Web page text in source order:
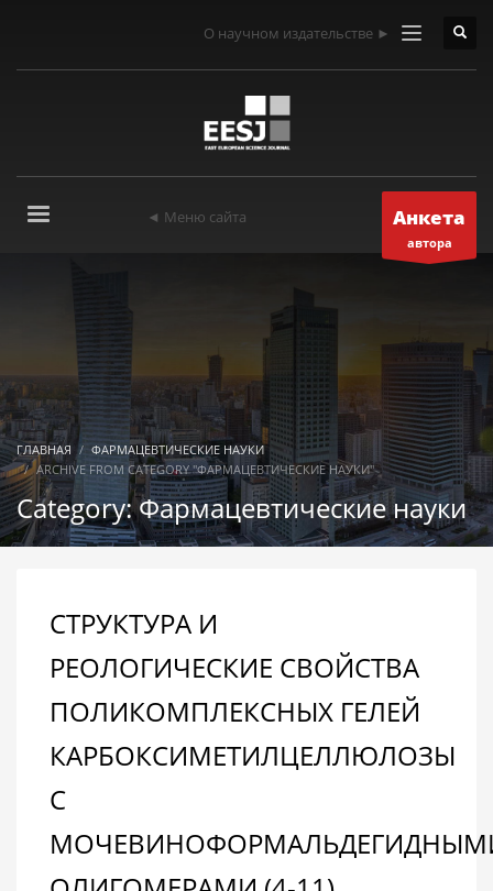
О научном издательстве ►
◄ Меню сайта Анкета
автора
ГЛАВНАЯ
ФАРМАЦЕВТИЧЕСКИЕ НАУКИ
ARCHIVE FROM CATEGORY "ФАРМАЦЕВТИЧЕСКИЕ НАУКИ"
Category: Фармацевтические науки
СТРУКТУРА И
РЕОЛОГИЧЕСКИЕ СВОЙСТВА
ПОЛИКОМПЛЕКСНЫХ ГЕЛЕЙ
КАРБОКСИМЕТИЛЦЕЛЛЮЛОЗЫ
С